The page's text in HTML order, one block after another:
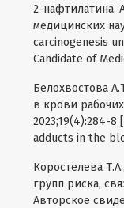
2-нафтилатина.
медицинских
carcinogenesis
Candidate of
Белохвостова
в крови
2023;19(4):284-8
adducts in the
Коростелева
групп риска,
Авторское